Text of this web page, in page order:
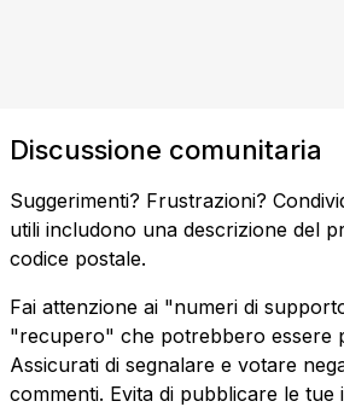
Discussione comunitaria
Suggerimenti? Frustrazioni?
utili includono una descrizione del
codice postale.
Fai attenzione ai "numeri di
"recupero" che potrebbero essere
Assicurati di segnalare e votare
commenti. Evita di pubblicare le tue